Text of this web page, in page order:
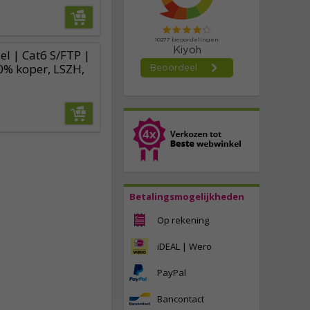
Betalingsmogelijkheden
Op rekening
iDEAL | Wero
PayPal
Bancontact
| Cat6 S/FTP |
koper, LSZH,